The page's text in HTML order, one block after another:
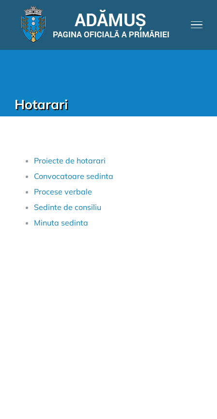
Hotarari
Proiecte de hotarari
Convocatoare sedinta
Procese verbale
Sedinte de consiliu
Minuta sedinta